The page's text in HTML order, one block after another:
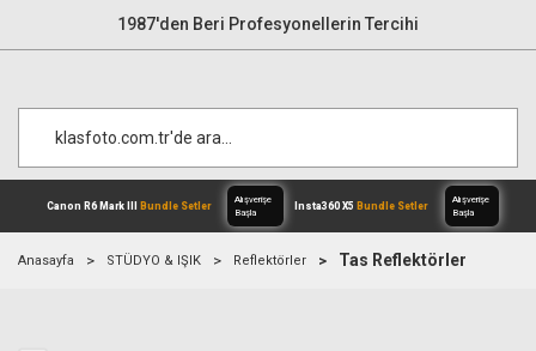
1987'den Beri Profesyonellerin Tercihi
Anasayfa STÜDYO & IŞIK Reflektörler Tas Reflektörler